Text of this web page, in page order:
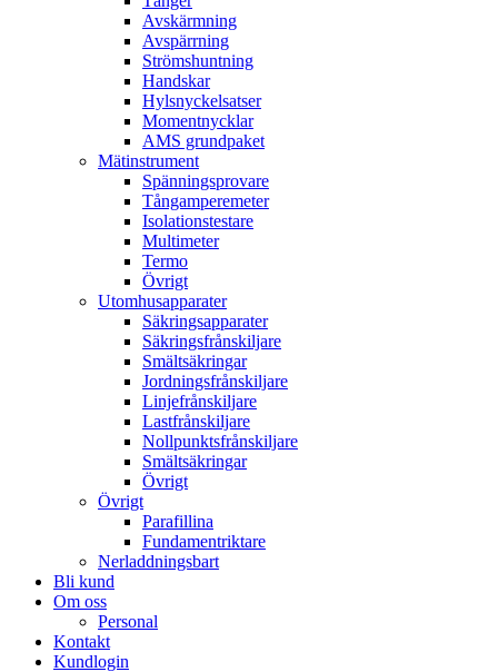
Avskärmning
Avspärrning
Strömshuntning
Handskar
Hylsnyckelsatser
Momentnycklar
AMS grundpaket
Mätinstrument
Spänningsprovare
Tångamperemeter
Isolationstestare
Multimeter
Termo
Övrigt
Utomhusapparater
Säkringsapparater
Säkringsfrånskiljare
Smältsäkringar
Jordningsfrånskiljare
Linjefrånskiljare
Lastfrånskiljare
Nollpunktsfrånskiljare
Smältsäkringar
Övrigt
Övrigt
Parafillina
Fundamentriktare
Nerladdningsbart
Bli kund
Om oss
Personal
Kontakt
Kundlogin